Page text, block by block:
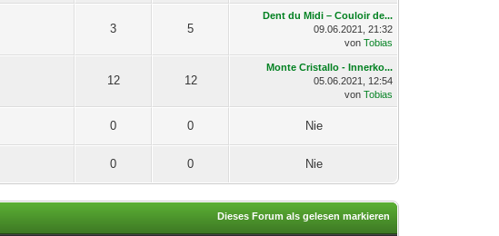
3 5
Dent du Midi – Couloir de...
09.06.2021, 21:32
vonTobias
12 12
Monte Cristallo - Innerko...
05.06.2021, 12:54
vonTobias
0 0 Nie
0 0 Nie
Dieses Forum als gelesen markieren